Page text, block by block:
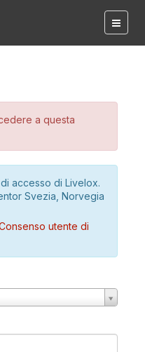
a questa
accesso di Livelox.
Svezia, Norvegia
utente di